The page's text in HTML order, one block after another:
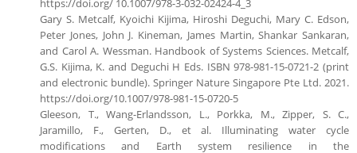
https://doi.org/ 10.1007/978-3-032-02424-4_3
Gary S. Metcalf, Kyoichi Kijima, Hiroshi Deguchi, Mary C. Edson,
Peter Jones, John J. Kineman, James Martin, Shankar Sankaran,
and Carol A. Wessman. Handbook of Systems Sciences. Metcalf,
G.S. Kijima, K. and Deguchi H Eds. ISBN 978-981-15-0721-2 (print
and electronic bundle). Springer Nature Singapore Pte Ltd. 2021.
https://doi.org/10.1007/978-981-15-0720-5
Gleeson, T., Wang-Erlandsson, L., Porkka, M., Zipper, S. C.,
Jaramillo, F., Gerten, D., et al. Illuminating water cycle
modifications and Earth system resilience in the